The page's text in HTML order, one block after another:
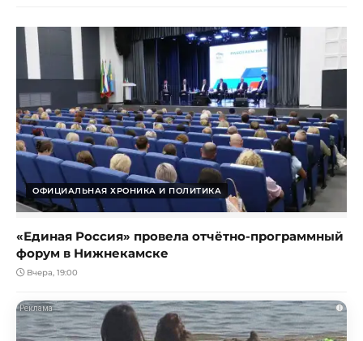
ОФИЦИАЛЬНАЯ ХРОНИКА И ПОЛИТИКА
«Единая Россия» провела отчётно-программный
форум в Нижнекамске
Вчера, 19:00
i